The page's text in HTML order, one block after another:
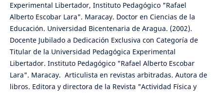
Experimental Libertador, Instituto Pedagógico "Rafael
Alberto Escobar Lara". Maracay. Doctor en Ciencias de la
Educación. Universidad Bicentenaria de Aragua. (2002).
Docente Jubilado a Dedicación Exclusiva con Categoría de
Titular de la Universidad Pedagógica Experimental
Libertador. Instituto Pedagógico "Rafael Alberto Escobar
Lara". Maracay. Articulista en revistas arbitradas. Autora de
libros. Editora y directora de la Revista "Actividad Física y